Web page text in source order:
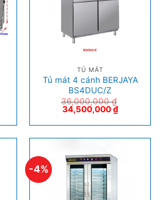
TỦ MÁT
Tủ mát 4 cánh BERJAYA
BS4DUC/Z
36,000,000₫
34,500,000₫
-4%